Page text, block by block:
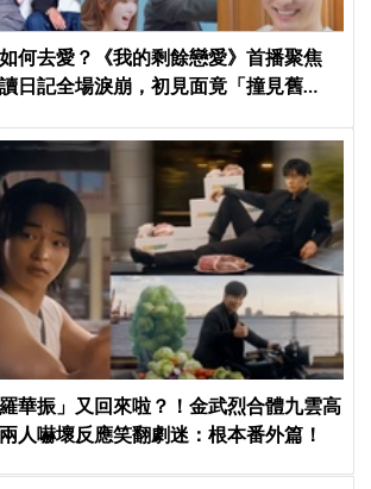
何去愛？《我的剩餘戀愛》首播聚焦
日記全場淚崩，初見面竟「撞見舊
華振」又回來啦？！金武烈合體九雲高
人嚇壞反應笑翻劇迷：根本番外篇！